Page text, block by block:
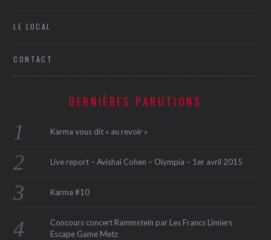
LE LOCAL
CONTACT
DERNIÈRES PARUTIONS
Karma vous dit « au revoir »
Live report – Avishai Cohen – Olympia – 1er avril 2015
Karma #10
Concours concert Rammstein par Les Francs Limiers
Escape Game Metz